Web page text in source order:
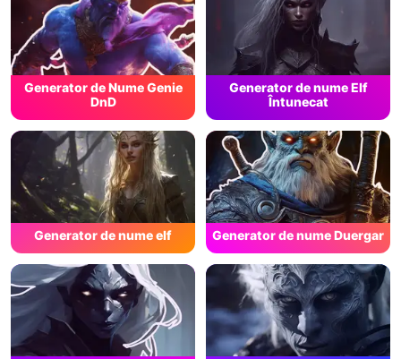
Generator de Nume Genie
DnD
Generator de nume Elf
Întunecat
Generator de nume elf Generator de nume Duergar